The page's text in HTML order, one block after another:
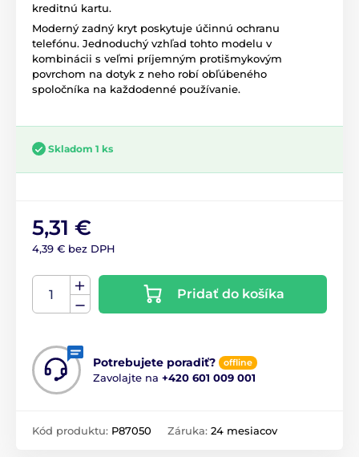
kreditnú kartu.
Moderný zadný kryt poskytuje účinnú ochranu
telefónu. Jednoduchý vzhľad tohto modelu v
kombinácii s veľmi príjemným protišmykovým
povrchom na dotyk z neho robí obľúbeného
spoločníka na každodenné používanie.
Skladom 1 ks
5,31 €
4,39 € bez DPH
Pridať do košíka
Potrebujete poradiť? offline
Zavolajte na +420 601 009 001
Kód produktu: P87050 Záruka: 24 mesiacov